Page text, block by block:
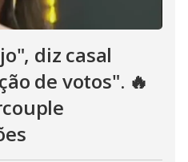
diz casal
de votos". 🔥